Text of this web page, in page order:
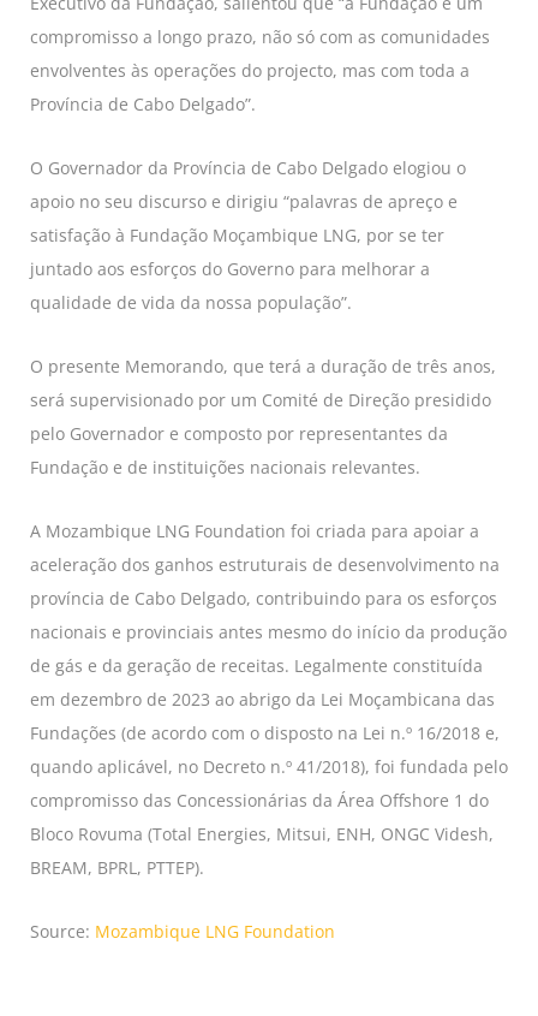
compromisso a longo prazo, não só com as comunidades
envolventes às operações do projecto, mas com toda a
Província de Cabo Delgado”.
O Governador da Província de Cabo Delgado elogiou o
apoio no seu discurso e dirigiu “palavras de apreço e
satisfação à Fundação Moçambique LNG, por se ter
juntado aos esforços do Governo para melhorar a
qualidade de vida da nossa população”.
O presente Memorando, que terá a duração de três anos,
será supervisionado por um Comité de Direção presidido
pelo Governador e composto por representantes da
Fundação e de instituições nacionais relevantes.
A Mozambique LNG Foundation foi criada para apoiar a
aceleração dos ganhos estruturais de desenvolvimento na
província de Cabo Delgado, contribuindo para os esforços
nacionais e provinciais antes mesmo do início da produção
de gás e da geração de receitas. Legalmente constituída
em dezembro de 2023 ao abrigo da Lei Moçambicana das
Fundações (de acordo com o disposto na Lei n.º 16/2018 e,
quando aplicável, no Decreto n.º 41/2018), foi fundada pelo
compromisso das Concessionárias da Área Offshore 1 do
Bloco Rovuma (Total Energies, Mitsui, ENH, ONGC Videsh,
BREAM, BPRL, PTTEP).
Source: Mozambique LNG Foundation